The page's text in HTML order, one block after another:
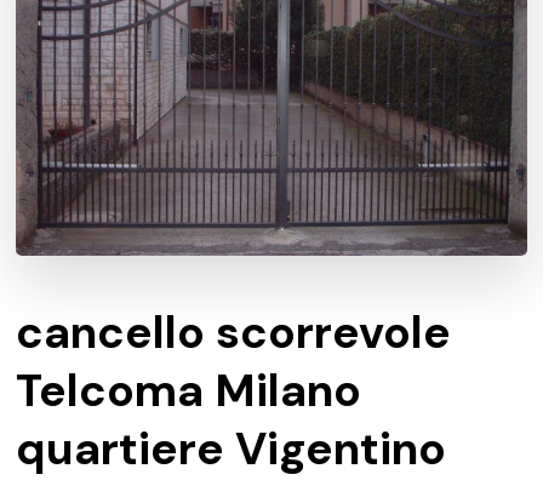
cancello scorrevole
Telcoma Milano
quartiere Vigentino